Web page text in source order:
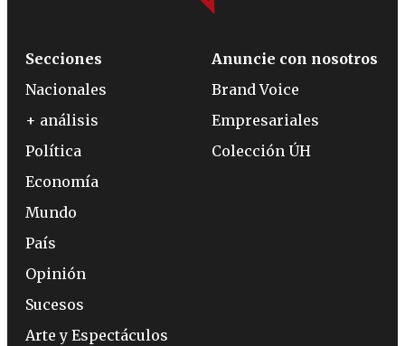
Secciones
Nacionales
+ análisis
Política
Economía
Mundo
País
Opinión
Sucesos
Arte y Espectáculos
Anuncie con nosotros
Brand Voice
Empresariales
Colección ÚH